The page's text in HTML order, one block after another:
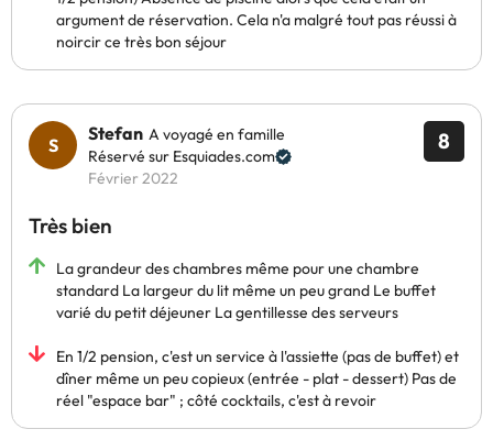
argument de réservation. Cela n'a malgré tout pas réussi à
noircir ce très bon séjour
8
Stefan A voyagé en famille
Réservé sur Esquiades.com
Février 2022
Très bien
La grandeur des chambres même pour une chambre
standard La largeur du lit même un peu grand Le buffet
varié du petit déjeuner La gentillesse des serveurs
En 1/2 pension, c'est un service à l'assiette (pas de buffet) et
dîner même un peu copieux (entrée - plat - dessert) Pas de
réel "espace bar" ; côté cocktails, c'est à revoir